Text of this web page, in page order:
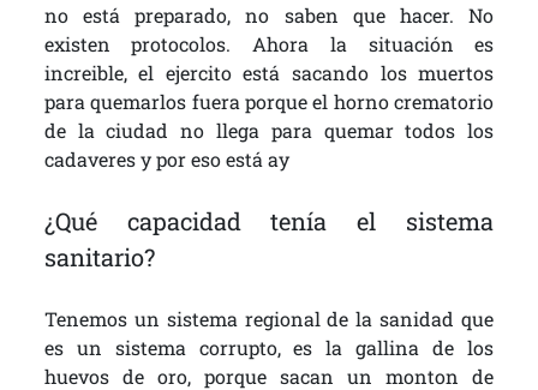
no está preparado, no saben que hacer. No
existen protocolos. Ahora la situación es
increible, el ejercito está sacando los muertos
para quemarlos fuera porque el horno crematorio
de la ciudad no llega para quemar todos los
cadaveres y por eso está ay
¿Qué capacidad tenía el sistema
sanitario?
Tenemos un sistema regional de la sanidad que
es un sistema corrupto, es la gallina de los
huevos de oro, porque sacan un monton de